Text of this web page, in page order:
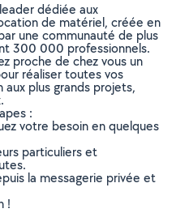
dédiée aux
de matériel, créée en
une communauté de plus
300 000 professionnels.
proche de chez vous un
réaliser toutes vos
plus grands projets,
:
votre besoin en quelques
particuliers et
la messagerie privée et
!